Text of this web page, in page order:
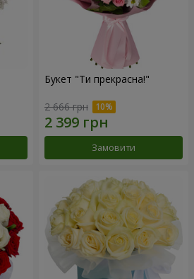
Букет "Ти прекрасна!"
2 666 грн
Замовити